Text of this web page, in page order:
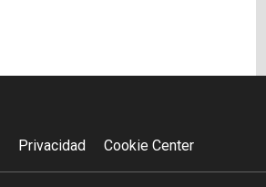
Privacidad Cookie Center